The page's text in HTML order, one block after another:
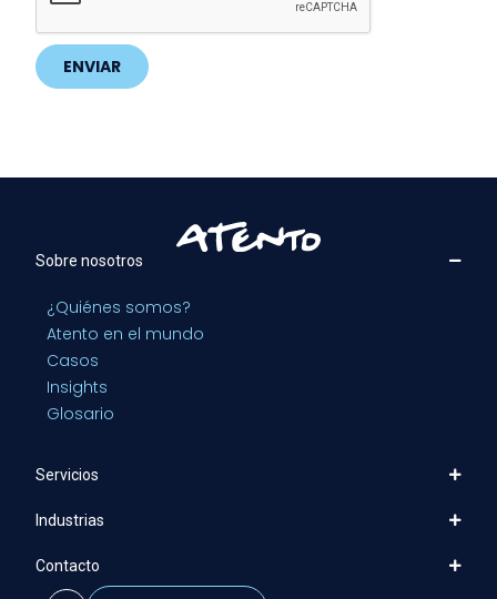
ENVIAR
Sobre nosotros
¿Quiénes somos?
Atento en el mundo
Casos
Insights
Glosario
Servicios
Industrias
Contacto